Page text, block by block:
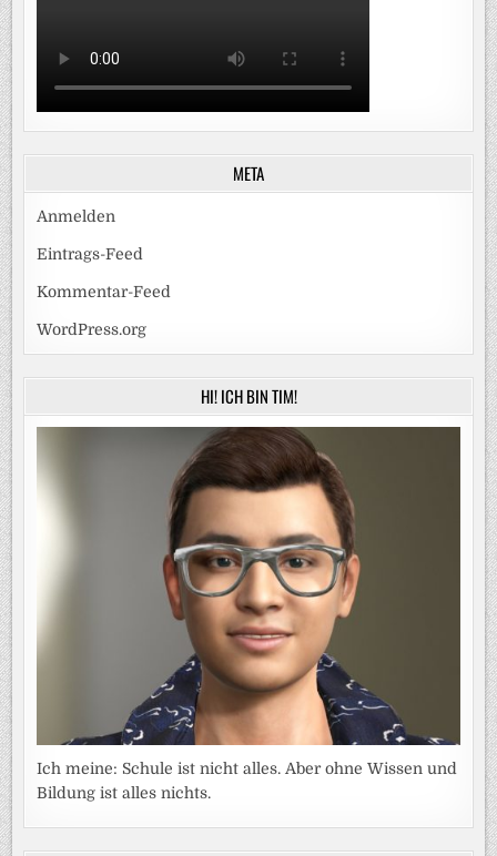
META
Anmelden
Eintrags-Feed
Kommentar-Feed
WordPress.org
HI! ICH BIN TIM!
Ich meine: Schule ist nicht alles. Aber ohne Wissen und
Bildung ist alles nichts.